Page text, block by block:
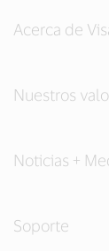
Acerca de
Nuestros
Noticias +
Soporte